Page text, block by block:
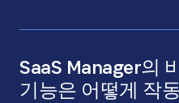
SaaS Manager의
기능은 어떻게 작